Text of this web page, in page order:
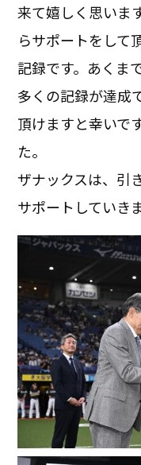
来て嬉しく思いま
らサポートをして
記録です。あくま
多くの記録が達成
頂けますと幸いで
た。
ザナックスは、引
サポートしていきま